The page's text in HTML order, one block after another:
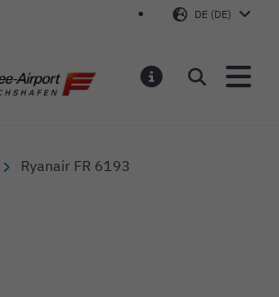
DE (DE)
Bodensee-Airport
Suchen
Ryanair FR 6193